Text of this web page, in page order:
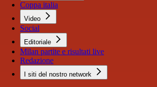
Coppa italia
Video
Social
Editoriale
Milan partite e risultati live
Redazione
I siti del nostro network